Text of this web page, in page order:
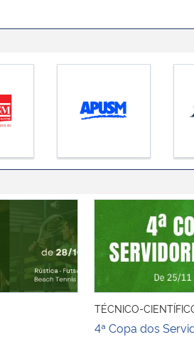
4ª Copa dos
TÉCNICO-
4ª Copa dos